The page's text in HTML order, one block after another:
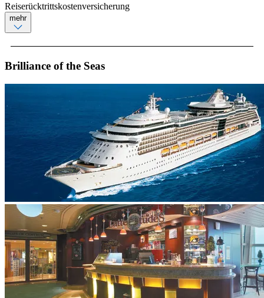
Reiserücktrittskostenversicherung
mehr
Brilliance of the Seas